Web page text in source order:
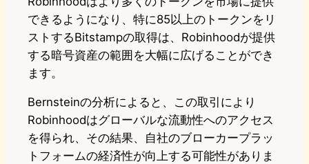
できるようになり、特に85以上のトークンをリ
ストするBitstampの取得は、Robinhoodが提供
する暗号資産の範囲を大幅に広げることができ
ます。
Bernsteinの分析によると、この取引により
Robinhoodはグローバルな流動性へのアクセス
を得られ、その結果、自社のブローカープラッ
トフォームの経済性が向上する可能性がありま